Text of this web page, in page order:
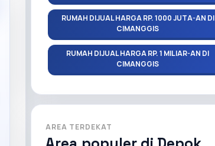
RUMAH DIJUAL HARGA RP. 1000 JUTA-AN DI
CIMANGGIS
RUMAH DIJUAL HARGA RP. 1 MILIAR-AN DI
CIMANGGIS
AREA TERDEKAT